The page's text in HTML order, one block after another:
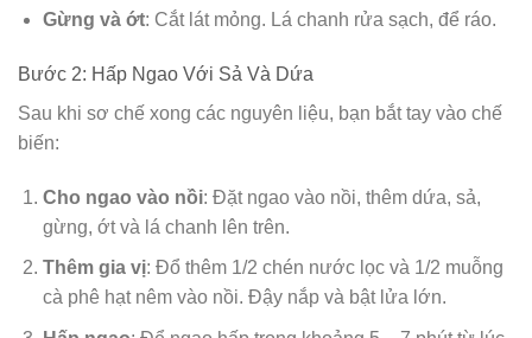
Gừng và ớt: Cắt lát mỏng. Lá chanh rửa sạch, để ráo.
Bước 2: Hấp Ngao Với Sả Và Dứa
Sau khi sơ chế xong các nguyên liệu, bạn bắt tay vào chế
biến:
Cho ngao vào nồi: Đặt ngao vào nồi, thêm dứa, sả,
gừng, ớt và lá chanh lên trên.
Thêm gia vị: Đổ thêm 1/2 chén nước lọc và 1/2 muỗng
cà phê hạt nêm vào nồi. Đậy nắp và bật lửa lớn.